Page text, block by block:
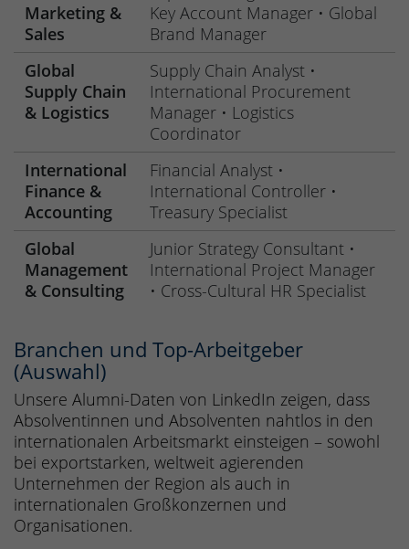
Marketing &
Sales
Key Account Manager • Global
Brand Manager
Global
Supply Chain
& Logistics
Supply Chain Analyst •
International Procurement
Manager • Logistics
Coordinator
International
Finance &
Accounting
Financial Analyst •
International Controller •
Treasury Specialist
Global
Management
& Consulting
Junior Strategy Consultant •
International Project Manager
• Cross-Cultural HR Specialist
Branchen und Top-Arbeitgeber
(Auswahl)
Unsere Alumni-Daten von LinkedIn zeigen, dass
Absolventinnen und Absolventen nahtlos in den
internationalen Arbeitsmarkt einsteigen – sowohl
bei exportstarken, weltweit agierenden
Unternehmen der Region als auch in
internationalen Großkonzernen und
Organisationen.